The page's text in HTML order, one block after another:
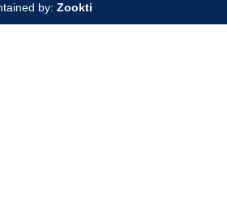
by: Zookti